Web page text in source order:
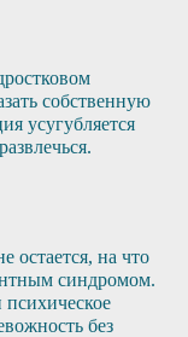
собственную
усугубляется
остается, на что
синдромом.
психическое
без